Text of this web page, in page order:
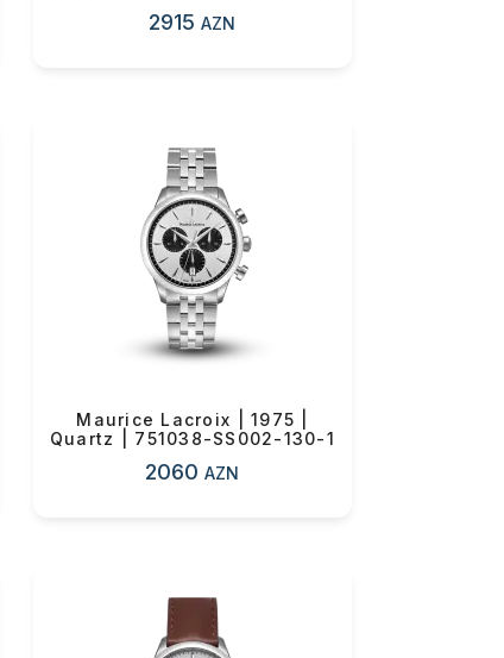
2915AZN
Maurice Lacroix | 1975 |
Quartz | 751038-SS002-130-1
2060AZN